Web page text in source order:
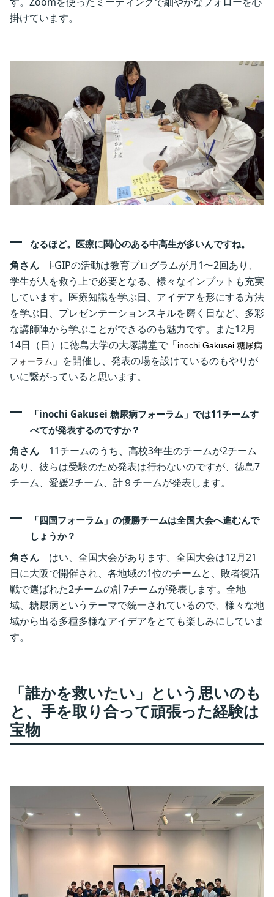
掛けています。
なるほど。医療に関心のある中高生が多いんですね。
角さん i-GIPの活動は教育プログラムが月1〜2回あり、
学生が人を救う上で必要となる、様々なインプットも充実
しています。医療知識を学ぶ日、アイデアを形にする方法
を学ぶ日、プレゼンテーションスキルを磨く日など、多彩
な講師陣から学ぶことができるのも魅力です。また12月
14日（日）に徳島大学の大塚講堂で「inochi Gakusei 糖尿病
フォーラム 」を開催し、発表の場を設けているのもやりが
いに繋がっていると思います。
「inochi Gakusei 糖尿病フォーラム」では11チームす
べてが発表するのですか？
角さん 11チームのうち、高校3年生のチームが2チーム
あり、彼らは受験のため発表は行わないのですが、徳島7
チーム、愛媛2チーム、計９チームが発表します。 ‎
「四国フォーラム」の優勝チームは全国大会へ進むんで
しょうか？ ‎
角さん はい、全国大会があります。全国大会は12月21
日に大阪で開催され、各地域の1位のチームと、敗者復活
戦で選ばれた2チームの計7チームが発表します。全地
域、糖尿病というテーマで統一されているので、様々な地
域から出る多種多様なアイデアをとても楽しみにしていま
す。
「誰かを救いたい」という思いのも
と、手を取り合って頑張った経験は
宝物